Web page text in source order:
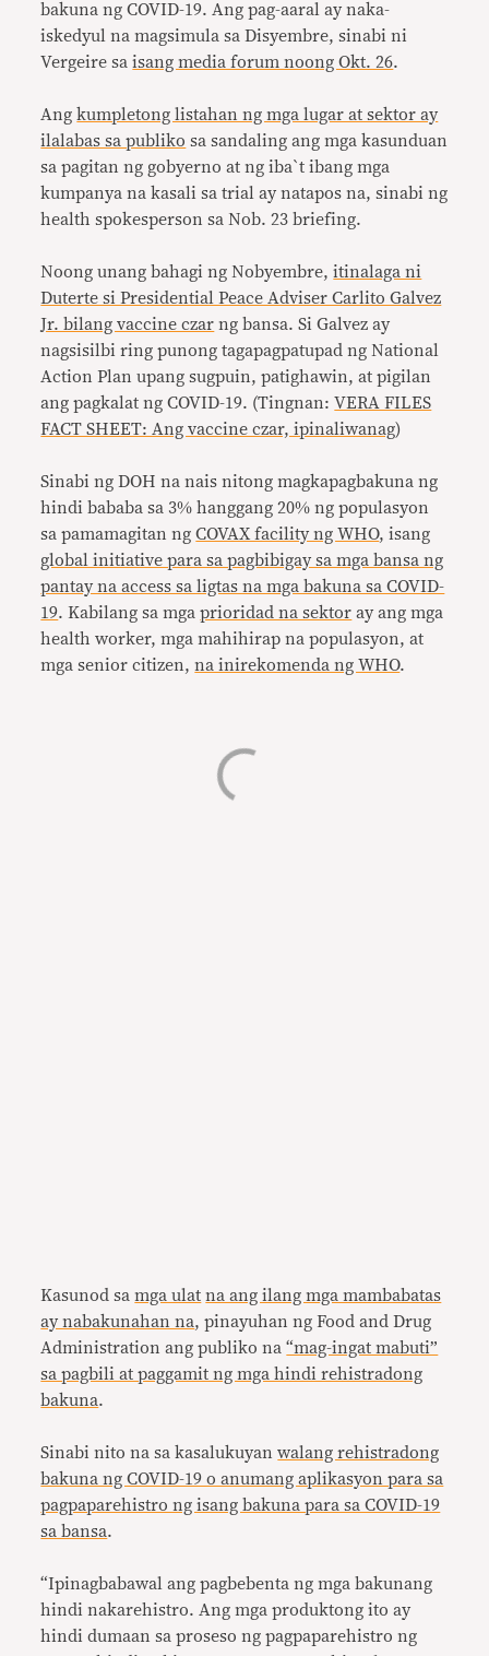
bakuna ng COVID-19. Ang pag-aaral ay naka-
iskedyul na magsimula sa Disyembre, sinabi ni
Vergeire saisang media forum noong Okt. 26.
Ang kumpletong listahan ng mga lugar at sektor ay
ilalabas sa publiko sa sandaling ang mga kasunduan
sa pagitan ng gobyerno at ng iba`t ibang mga
kumpanya na kasali sa trial ay natapos na, sinabi ng
health spokesperson sa Nob. 23 briefing.
Noong unang bahagi ng Nobyembre,itinalaga ni
Duterte si Presidential Peace Adviser Carlito Galvez
Jr. bilang vaccine czar ng bansa. Si Galvez ay
nagsisilbi ring punong tagapagpatupad ng National
Action Plan upang sugpuin, patighawin, at pigilan
ang pagkalat ng COVID-19. (Tingnan:VERA FILES
FACT SHEET: Ang vaccine czar, ipinaliwanag)
Sinabi ng DOH na nais nitong magkapagbakuna ng
hindi bababa sa 3% hanggang 20% ng populasyon
sa pamamagitan ngCOVAX facility ng WHO, isang
global initiative para sa pagbibigay sa mga bansa ng
pantay na access sa ligtas na mga bakuna sa COVID-
19. Kabilang sa mgaprioridad na sektor ay ang mga
health worker, mga mahihirap na populasyon, at
mga senior citizen,na inirekomenda ng WHO.
Kasunod samga ulat na ang ilang mga mambabatas
ay nabakunahan na, pinayuhan ng Food and Drug
Administration ang publiko na“mag-ingat mabuti”
sa pagbili at paggamit ng mga hindi rehistradong
bakuna.
Sinabi nito na sa kasalukuyanwalang rehistradong
bakuna ng COVID-19 o anumang aplikasyon para sa
pagpaparehistro ng isang bakuna para sa COVID-19
sa bansa.
“Ipinagbabawal ang pagbebenta ng mga bakunang
hindi nakarehistro. Ang mga produktong ito ay
hindi dumaan sa proseso ng pagpaparehistro ng